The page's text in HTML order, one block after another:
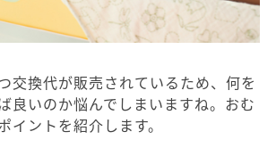
交換代が販売されているため、何を
良いのか悩んでしまいますね。おむ
イントを紹介します。